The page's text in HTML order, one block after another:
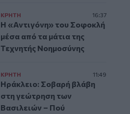
ΚΡΗΤΗ 16:37
Η «Αντιγόνη» του Σοφοκλή
μέσα από τα μάτια της
Τεχνητής Νοημοσύνης
ΚΡΗΤΗ 11:49
Ηράκλειο: Σοβαρή βλάβη
στη γεώτρηση των
Βασιλειών – Πού